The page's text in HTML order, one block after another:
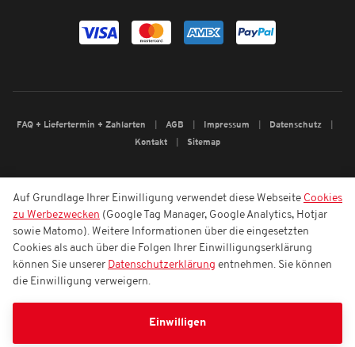
FAQ + Liefertermin + Zahlarten AGB Impressum
Datenschutz
Kontakt
Sitemap
Auf Grundlage Ihrer Einwilligung verwendet diese Webseite Cookies
zu Werbezwecken (Google Tag Manager, Google Analytics, Hotjar
sowie Matomo). Weitere Informationen über die eingesetzten
Cookies als auch über die Folgen Ihrer Einwilligungserklärung
können Sie unserer Datenschutzerklärung entnehmen. Sie können
die Einwilligung verweigern.
Einwilligen